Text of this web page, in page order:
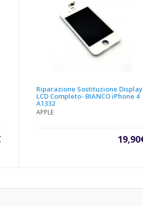
Riparazione Sostituzione Display
LCD Completo- BIANCO iPhone 4
A1332
APPLE
19,90